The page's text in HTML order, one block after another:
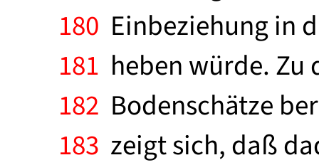
180 Einbeziehung in
181 heben würde. Zu
182 Bodenschätze
183 zeigt sich, daß